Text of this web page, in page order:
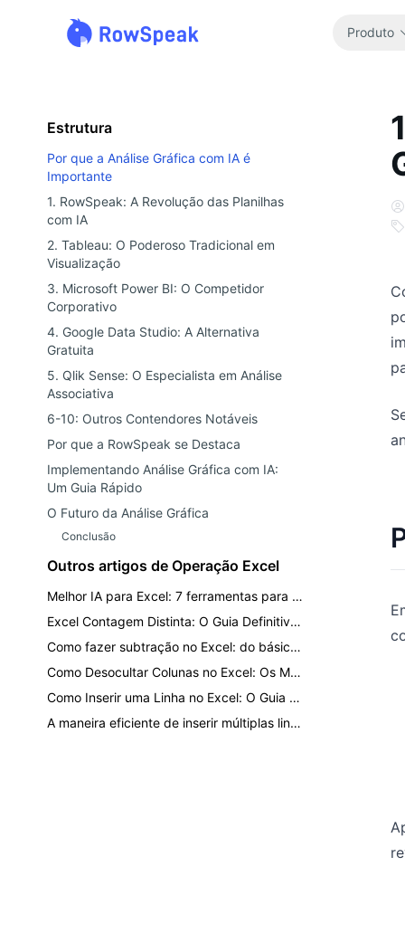
Produto
Estrutura
Por que a Análise Gráfica com IA é
Importante
1. RowSpeak: A Revolução das Planilhas
com IA
2. Tableau: O Poderoso Tradicional em
Visualização
3. Microsoft Power BI: O Competidor
Corporativo
4. Google Data Studio: A Alternativa
Gratuita
5. Qlik Sense: O Especialista em Análise
Associativa
6-10: Outros Contendores Notáveis
Por que a RowSpeak se Destaca
Implementando Análise Gráfica com IA:
Um Guia Rápido
O Futuro da Análise Gráfica
Conclusão
Outros artigos de Operação Excel
Melhor IA para Excel: 7 ferramentas para análise, fórmulas, dashboards e relatórios
Excel Contagem Distinta: O Guia Definitivo para Contar Valores Únicos
Como fazer subtração no Excel: do básico ao IA de um clique
Como Desocultar Colunas no Excel: Os Métodos Mais Rápidos para Cada Situação
Como Inserir uma Linha no Excel: O Guia Definitivo para Formatação Mais Rápida
A maneira eficiente de inserir múltiplas linhas e colunas sem quebrar seus dados